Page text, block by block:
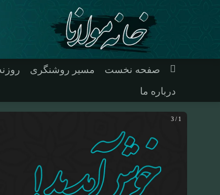
صفحه نخست مسیر روشنگری
درباره ما
1 / 3